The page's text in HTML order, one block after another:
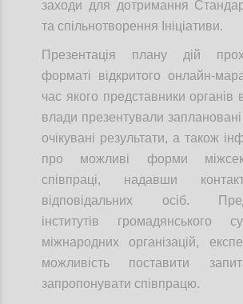
заходи для дотримання
та спільнотворення Ініціативи.
Презентація плану дій
форматі відкритого онлайн-
час якого представники органів
влади презентували заплановані
очікувані результати, а також
про можливі форми
співпраці, надавши
відповідальних осіб.
інститутів громадянського
міжнародних організацій,
можливість поставити
запропонувати співпрацю.